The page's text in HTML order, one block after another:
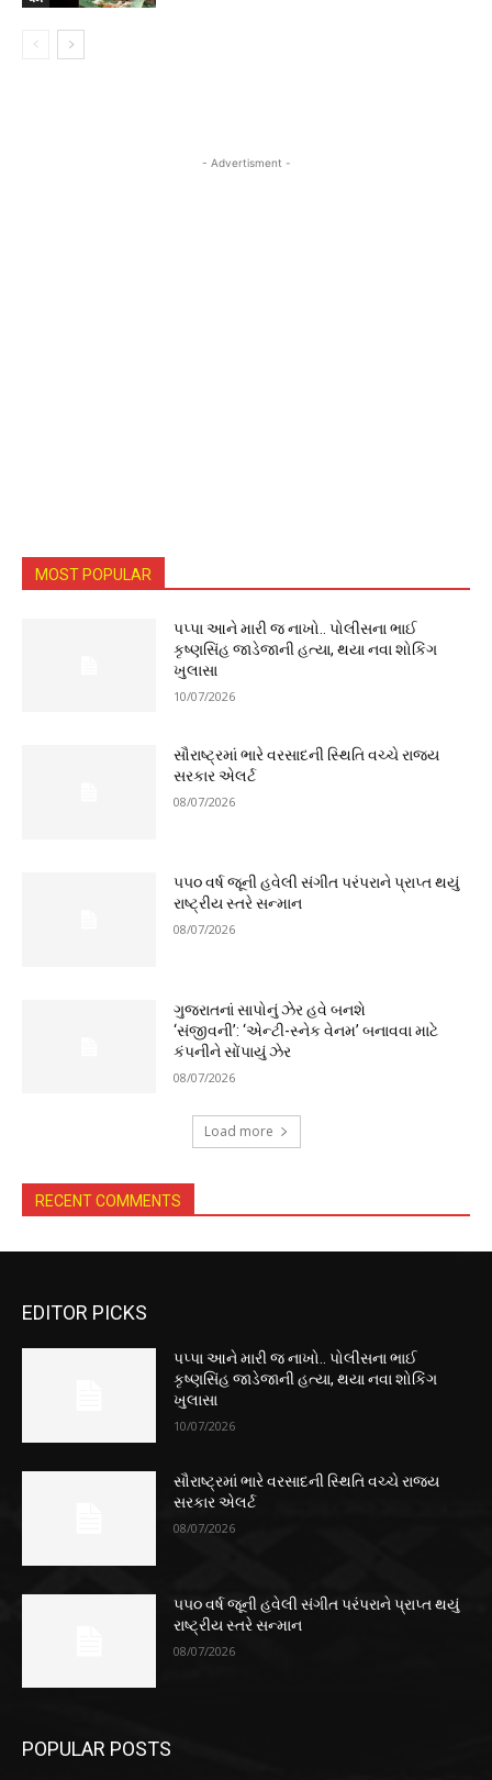
- Advertisment -
MOST POPULAR
પપ્પા આને મારી જ નાખો.. પોલીસના ભાઈ
કૃષ્ણસિંહ જાડેજાની હત્યા, થયા નવા શોકિંગ
ખુલાસા
10/07/2026
સૌરાષ્ટ્રમાં ભારે વરસાદની સ્થિતિ વચ્ચે રાજ્ય
સરકાર એલર્ટ
08/07/2026
૫૫૦ વર્ષ જૂની હવેલી સંગીત પરંપરાને પ્રાપ્ત થયું
રાષ્ટ્રીય સ્તરે સન્માન
08/07/2026
ગુજરાતનાં સાપોનું ઝેર હવે બનશે
‘સંજીવની’: ‘એન્ટી-સ્નેક વેનમ’ બનાવવા માટે
કંપનીને સોંપાયું ઝેર
08/07/2026
Load more
RECENT COMMENTS
EDITOR PICKS
પપ્પા આને મારી જ નાખો.. પોલીસના ભાઈ
કૃષ્ણસિંહ જાડેજાની હત્યા, થયા નવા શોકિંગ
ખુલાસા
10/07/2026
સૌરાષ્ટ્રમાં ભારે વરસાદની સ્થિતિ વચ્ચે રાજ્ય
સરકાર એલર્ટ
08/07/2026
૫૫૦ વર્ષ જૂની હવેલી સંગીત પરંપરાને પ્રાપ્ત થયું
રાષ્ટ્રીય સ્તરે સન્માન
08/07/2026
POPULAR POSTS